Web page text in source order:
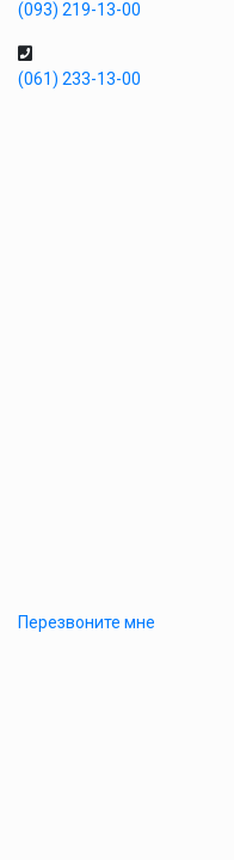
(093) 219-13-00
(061) 233-13-00
Перезвоните мне